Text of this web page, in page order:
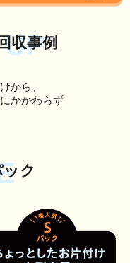
収事例
から、
かかわらず
ク